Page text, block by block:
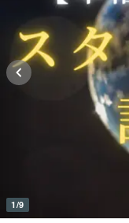
1/9